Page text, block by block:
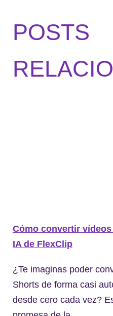
POSTS
Cómo convertir
IA de FlexClip
¿Te imaginas poder
Shorts de forma casi
desde cero cada vez?